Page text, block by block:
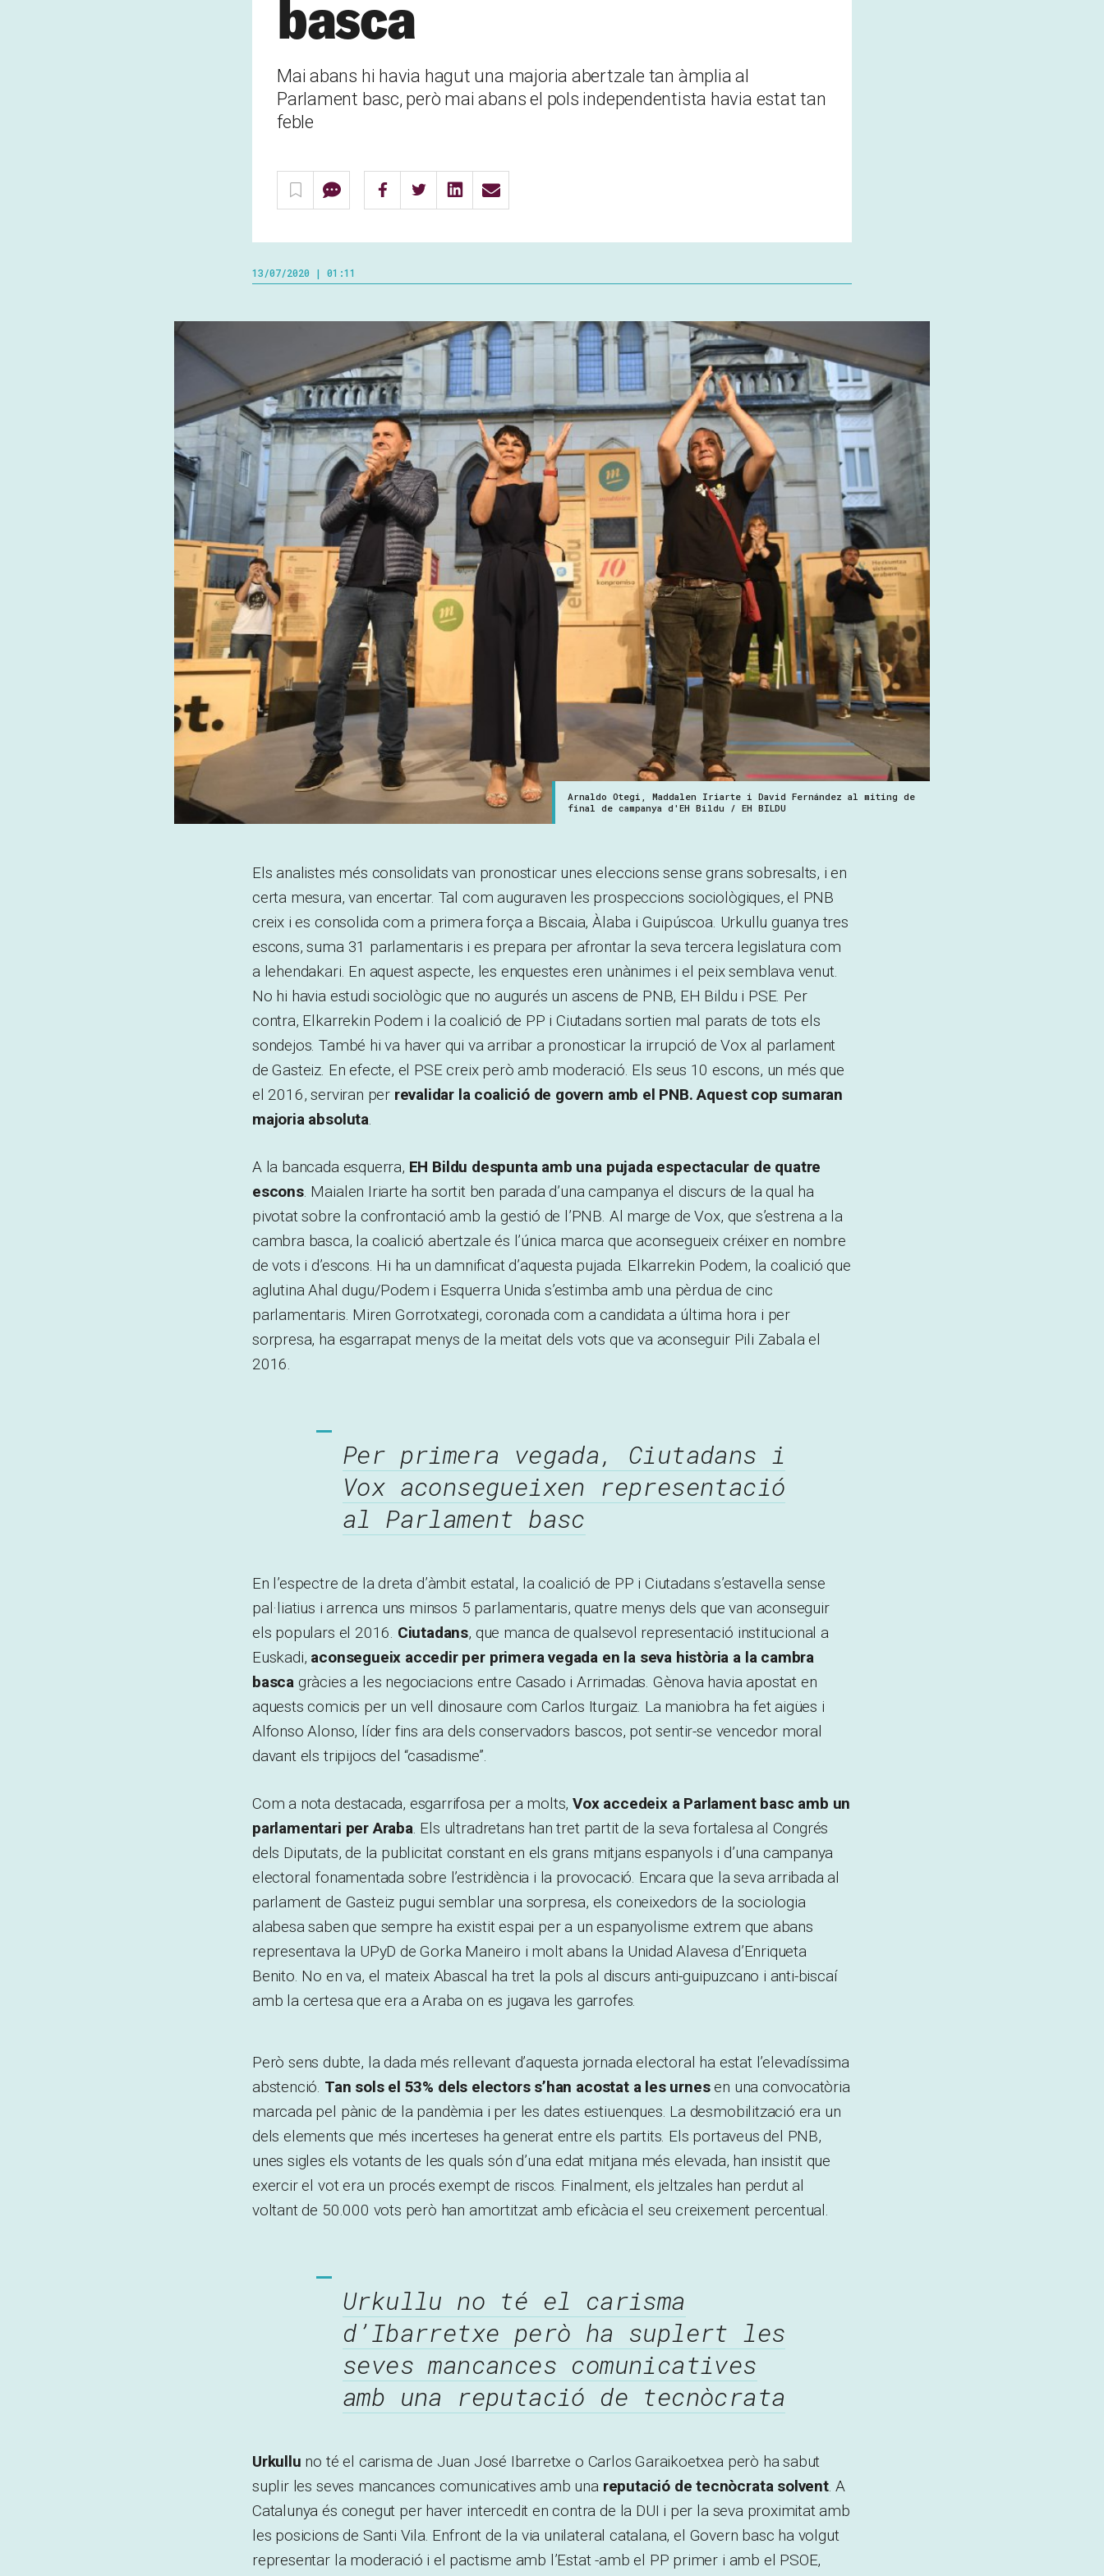
basca
Mai abans hi havia hagut una majoria abertzale tan àmplia al
Parlament basc, però mai abans el pols independentista havia estat tan
feble
13/07/2020 | 01:11
Arnaldo Otegi, Maddalen Iriarte i David Fernández al miting de
final de campanya d'EH Bildu / EH BILDU
Els analistes més consolidats van pronosticar unes eleccions sense grans sobresalts, i en
certa mesura, van encertar. Tal com auguraven les prospeccions sociològiques, el PNB
creix i es consolida com a primera força a Biscaia, Àlaba i Guipúscoa. Urkullu guanya tres
escons, suma 31 parlamentaris i es prepara per afrontar la seva tercera legislatura com
a lehendakari. En aquest aspecte, les enquestes eren unànimes i el peix semblava venut.
No hi havia estudi sociològic que no augurés un ascens de PNB, EH Bildu i PSE. Per
contra, Elkarrekin Podem i la coalició de PP i Ciutadans sortien mal parats de tots els
sondejos. També hi va haver qui va arribar a pronosticar la irrupció de Vox al parlament
de Gasteiz. En efecte, el PSE creix però amb moderació. Els seus 10 escons, un més que
el 2016, serviran per revalidar la coalició de govern amb el PNB. Aquest cop sumaran
majoria absoluta.
A la bancada esquerra, EH Bildu despunta amb una pujada espectacular de quatre
escons. Maialen Iriarte ha sortit ben parada d’una campanya el discurs de la qual ha
pivotat sobre la confrontació amb la gestió de l’PNB. Al marge de Vox, que s’estrena a la
cambra basca, la coalició abertzale és l’única marca que aconsegueix créixer en nombre
de vots i d’escons. Hi ha un damnificat d’aquesta pujada. Elkarrekin Podem, la coalició que
aglutina Ahal dugu/Podem i Esquerra Unida s’estimba amb una pèrdua de cinc
parlamentaris. Miren Gorrotxategi, coronada com a candidata a última hora i per
sorpresa, ha esgarrapat menys de la meitat dels vots que va aconseguir Pili Zabala el
2016.
Per primera vegada, Ciutadans i
Vox aconsegueixen representació
al Parlament basc
En l’espectre de la dreta d’àmbit estatal, la coalició de PP i Ciutadans s’estavella sense
pal·liatius i arrenca uns minsos 5 parlamentaris, quatre menys dels que van aconseguir
els populars el 2016. Ciutadans, que manca de qualsevol representació institucional a
Euskadi, aconsegueix accedir per primera vegada en la seva història a la cambra
basca gràcies a les negociacions entre Casado i Arrimadas. Gènova havia apostat en
aquests comicis per un vell dinosaure com Carlos Iturgaiz. La maniobra ha fet aigües i
Alfonso Alonso, líder fins ara dels conservadors bascos, pot sentir-se vencedor moral
davant els tripijocs del “casadisme”.
Com a nota destacada, esgarrifosa per a molts,Vox accedeix a Parlament basc amb un
parlamentari per Araba. Els ultradretans han tret partit de la seva fortalesa al Congrés
dels Diputats, de la publicitat constant en els grans mitjans espanyols i d’una campanya
electoral fonamentada sobre l’estridència i la provocació. Encara que la seva arribada al
parlament de Gasteiz pugui semblar una sorpresa, els coneixedors de la sociologia
alabesa saben que sempre ha existit espai per a un espanyolisme extrem que abans
representava la UPyD de Gorka Maneiro i molt abans la Unidad Alavesa d’Enriqueta
Benito. No en va, el mateix Abascal ha tret la pols al discurs anti-guipuzcano i anti-biscaí
amb la certesa que era a Araba on es jugava les garrofes.
Però sens dubte, la dada més rellevant d’aquesta jornada electoral ha estat l’elevadíssima
abstenció. Tan sols el 53% dels electors s’han acostat a les urnesen una convocatòria
marcada pel pànic de la pandèmia i per les dates estiuenques. La desmobilització era un
dels elements que més incerteses ha generat entre els partits. Els portaveus del PNB,
unes sigles els votants de les quals són d’una edat mitjana més elevada, han insistit que
exercir el vot era un procés exempt de riscos. Finalment, els jeltzales han perdut al
voltant de 50.000 vots però han amortitzat amb eficàcia el seu creixement percentual.
Urkullu no té el carisma
d’Ibarretxe però ha suplert les
seves mancances comunicatives
amb una reputació de tecnòcrata
Urkullu no té el carisma de Juan José Ibarretxe o Carlos Garaikoetxea però ha sabut
suplir les seves mancances comunicatives amb una reputació de tecnòcrata solvent. A
Catalunya és conegut per haver intercedit en contra de la DUI i per la seva proximitat amb
les posicions de Santi Vila. Enfront de la via unilateral catalana, el Govern basc ha volgut
representar la moderació i el pactisme amb l’Estat -amb el PP primer i amb el PSOE,